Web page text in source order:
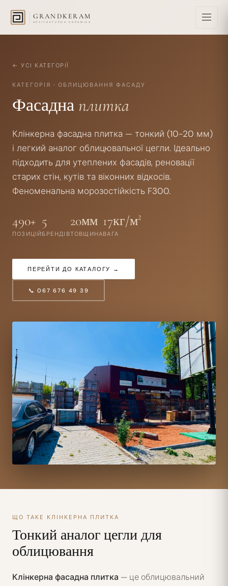
GRANDKERAM
АРХІТЕКТУРНА КЕРАМІКА
← УСІ КАТЕГОРІЇ
КАТЕГОРІЯ · ОБЛИЦЮВАННЯ ФАСАДУ
Фасадна плитка
Клінкерна фасадна плитка — тонкий (10-20 мм)
і легкий аналог облицювальної цегли. Ідеально
підходить для утеплених фасадів, реновації
старих стін, кутів та віконних відкосів.
Феноменальна морозостійкість F300.
490+
ПОЗИЦІЙ
5
БРЕНДІВ
20мм
ТОВЩИНА
17кг/м²
ВАГА
ПЕРЕЙТИ ДО КАТАЛОГУ →
📞 067 676 49 39
ЩО ТАКЕ КЛІНКЕРНА ПЛИТКА
Тонкий аналог цегли для
облицювання
Клінкерна фасадна плитка — це облицювальний